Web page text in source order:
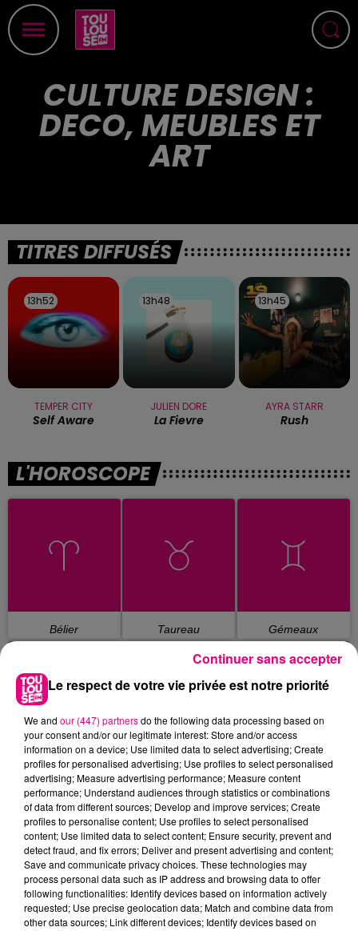
CULTURE DESIGN :
DECO, MEUBLES ET
ART
TITRES DIFFUSÉS
13h52
13h52
TEMPER CITY
Self Aware
13h48
13h48
JULIEN DORE
La Fievre
13h45
13h45
AYRA STARR
Rush
L'HOROSCOPE
Bélier Taureau Gémeaux
Cancer Lion Vierge
Balance Scorpion Sagittaire
Le respect de votre vie privée est notre priorité
We and our (447) partnersdo the following data processing based on
your consent and/or our legitimate interest: Store and/or access
information on a device; Use limited data to select advertising; Create
profiles for personalised advertising; Use profiles to select personalised
advertising; Measure advertising performance; Measure content
performance; Understand audiences through statistics or combinations
of data from different sources; Develop and improve services; Create
profiles to personalise content; Use profiles to select personalised
content; Use limited data to select content; Ensure security, prevent and
detect fraud, and fix errors; Deliver and present advertising and content;
Save and communicate privacy choices. These technologies may
process personal data such as IP address and browsing data to offer
following functionalities: Identify devices based on information actively
requested; Use precise geolocation data; Match and combine data from
other data sources; Link different devices; Identify devices based on
Continuer sans accepter